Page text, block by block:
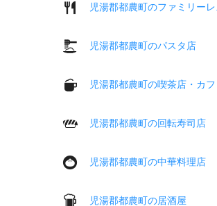
児湯郡都農町のファミリー
児湯郡都農町のパスタ店
児湯郡都農町の喫茶店・カフ
児湯郡都農町の回転寿司店
児湯郡都農町の中華料理店
児湯郡都農町の居酒屋